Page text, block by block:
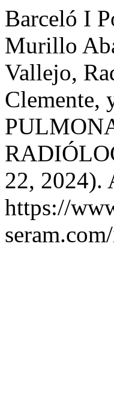
Barceló I
Murillo
Vallejo,
Clemente,
22, 2024).
https://